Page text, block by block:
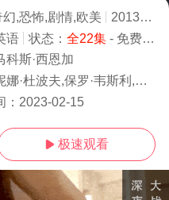
幻,恐怖,剧情,欧美 2013
7.0
语 状态： 全22集- 免费在线观看
科斯·西恩加
波夫,保罗·韦斯利,伊恩·萨默海尔德,史蒂夫·R·麦奎因,卡特琳娜·格兰厄姆,扎齐·罗伊瑞格,坎迪丝·阿科拉,迈克尔·特瑞威诺
2023-02-15
 极速观看